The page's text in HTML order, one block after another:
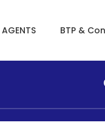
AGENTS BTP &